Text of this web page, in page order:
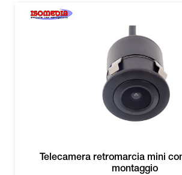
Telecamera retromarcia mini
montaggio